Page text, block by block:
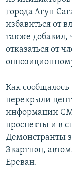
города Агун
избавиться от
также добавил,
отказаться от
Как
перекрыли
информации
проспекты и в
Демонстранты
Звартноц,
Ереван.